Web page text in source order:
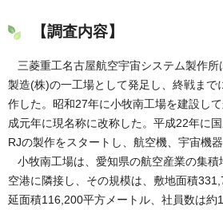
【調査内容】
三菱重工名古屋航空宇宙システム製作所
製造(株)の一工場として発足し、終戦まで
作した。昭和27年に小牧南工場を建設し
成元年に現名称に改称した。平成22年に
RJの製作をスタートし、航空機、宇宙機
小牧南工場は、愛知県の航空産業の集積
空港に隣接し、その規模は、敷地面積
延面積116,200平方メートル、社員数は約